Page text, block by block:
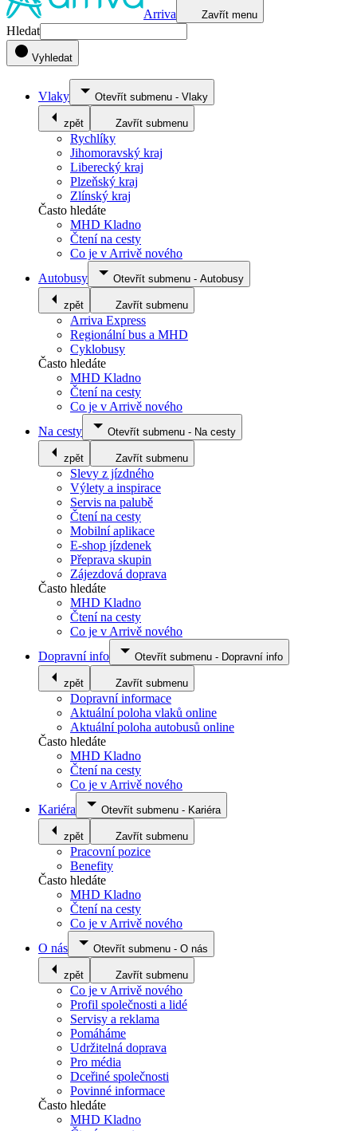
Arriva Zavřít menu
Hledat
Vyhledat
Vlaky Otevřít submenu - Vlaky
zpět Zavřít submenu
Rychlíky
Jihomoravský kraj
Liberecký kraj
Plzeňský kraj
Zlínský kraj
Často hledáte
MHD Kladno
Čtení na cesty
Co je v Arrivě nového
Autobusy
Otevřít submenu - Autobusy
zpět Zavřít submenu
Arriva Express
Regionální bus a MHD
Cyklobusy
Často hledáte
MHD Kladno
Čtení na cesty
Co je v Arrivě nového
Na cesty
Otevřít submenu - Na cesty
zpět Zavřít submenu
Slevy z jízdného
Výlety a inspirace
Servis na palubě
Čtení na cesty
Mobilní aplikace
E-shop jízdenek
Přeprava skupin
Zájezdová doprava
Často hledáte
MHD Kladno
Čtení na cesty
Co je v Arrivě nového
Dopravní info
Otevřít submenu - Dopravní info
zpět Zavřít submenu
Dopravní informace
Aktuální poloha vlaků online
Aktuální poloha autobusů online
Často hledáte
MHD Kladno
Čtení na cesty
Co je v Arrivě nového
Kariéra
Otevřít submenu - Kariéra
zpět Zavřít submenu
Pracovní pozice
Benefity
Často hledáte
MHD Kladno
Čtení na cesty
Co je v Arrivě nového
O nás
Otevřít submenu - O nás
zpět Zavřít submenu
Co je v Arrivě nového
Profil společnosti a lidé
Servisy a reklama
Pomáháme
Udržitelná doprava
Pro média
Dceřiné společnosti
Povinné informace
Často hledáte
MHD Kladno